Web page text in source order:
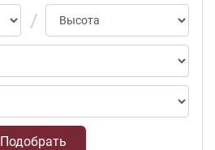
Подобрать